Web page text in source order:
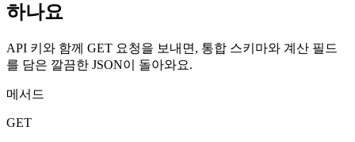
하나요
API 키와 함께 GET 요청을 보내면, 통합 스키마와 계산 필드
를 담은 깔끔한 JSON이 돌아와요.
메서드
GET